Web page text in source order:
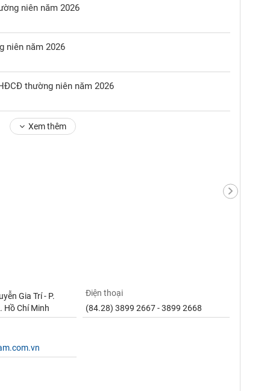
niên năm 2026
niên năm 2026
thường niên năm 2026
Xem thêm
Gia Trí - P.
Hồ Chí Minh
Điện thoại
(84.28) 3899 2667 - 3899 2668